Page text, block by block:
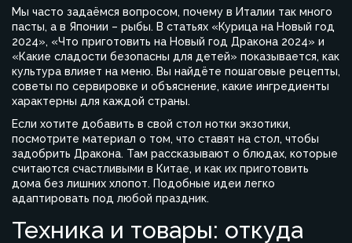
Мы часто задаёмся вопросом, почему в Италии так много
пасты, а в Японии – рыбы. В статьях «Курица на Новый год
2024», «Что приготовить на Новый год Дракона 2024» и
«Какие сладости безопасны для детей» показывается, как
культура влияет на меню. Вы найдёте пошаговые рецепты,
советы по сервировке и объяснение, какие ингредиенты
характерны для каждой страны.
Если хотите добавить в свой стол нотки экзотики,
посмотрите материал о том, что ставят на стол, чтобы
задобрить Дракона. Там рассказывают о блюдах, которые
считаются счастливыми в Китае, и как их приготовить
дома без лишних хлопот. Подобные идеи легко
адаптировать под любой праздник.
Техника и товары: откуда